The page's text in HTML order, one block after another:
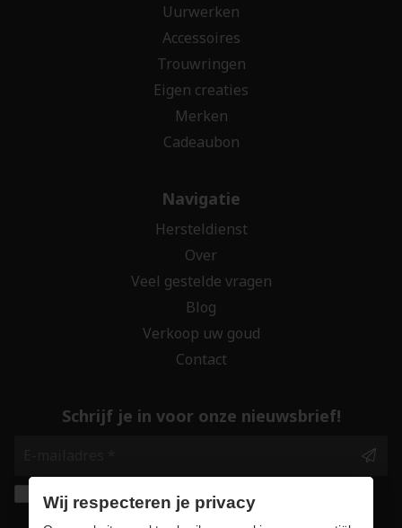
Uurwerken
Accessoires
Trouwringen
Eigen creaties
Merken
Cadeaubon
Navigatie
Hersteldienst
Over
Veel gestelde vragen
Blog
Verkoop uw goud
Contact
Schrijf je in voor onze nieuwsbrief!
Ik geef de toestemming om mijn gegevens te
bewaren en verwerken zoals aangegeven in
Wij respecteren je privacy